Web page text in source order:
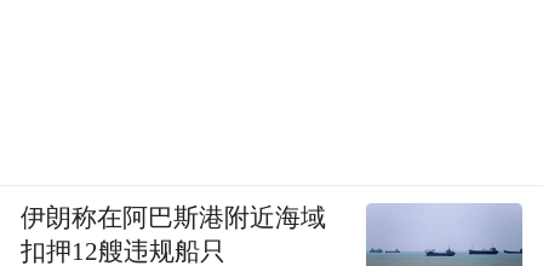
伊朗称在阿巴斯港附近海域
扣押12艘违规船只